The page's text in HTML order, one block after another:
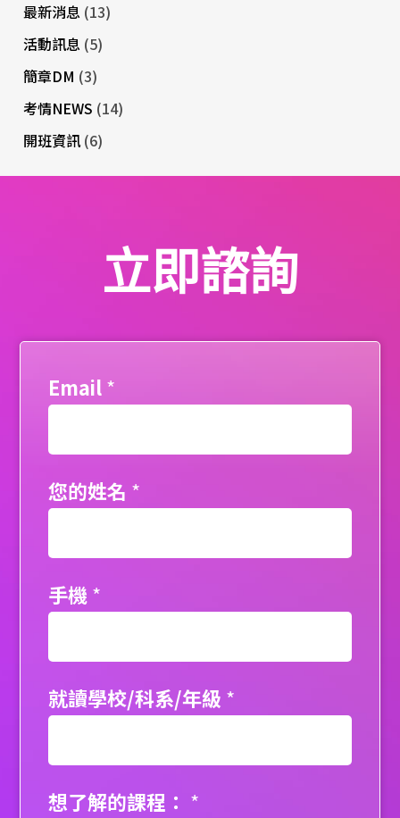
最新消息 (13)
活動訊息 (5)
簡章DM (3)
考情NEWS (14)
開班資訊(6)
立即諮詢
Email*
您的姓名 *
手機*
就讀學校/科系/年級 *
想了解的課程： *